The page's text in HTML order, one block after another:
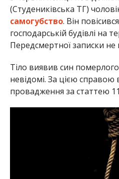
(Студениківська ТГ)
самогубство. Він
господарській будівлі на
Передсмертної записки не
Тіло виявив син
невідомі. За цією справою
провадження за статтею